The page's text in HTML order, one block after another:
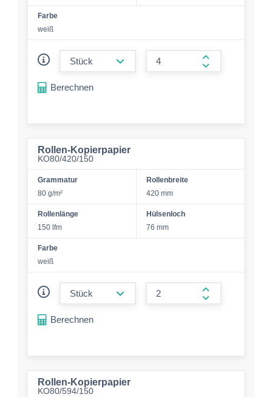
Farbe
weiß
form.increase-
Berechnen
Rollen-Kopierpapier
KO80/420/150
Grammatur
80 g/m²
Rollenbreite
420 mm
Rollenlänge
150 lfm
Hülsenloch
76 mm
Farbe
weiß
form.increase-
Berechnen
Rollen-Kopierpapier
KO80/594/150